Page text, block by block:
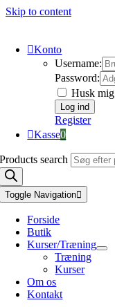
Skip to content
Konto
Username:
Password:
Husk mig
Register
Kasse0
Products search
Toggle Navigation
Forside
Butik
Kurser/Træning
Træning
Kurser
Om os
Kontakt